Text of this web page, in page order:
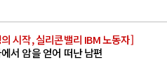
시작, 실리콘밸리 IBM 노동자]
서 암을 얻어 떠난 남편